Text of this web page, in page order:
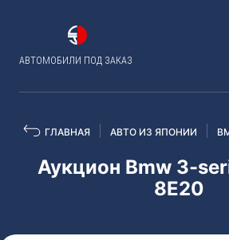
АВТОМОБИЛИ ПОД ЗАКАЗ
ГЛАВНАЯ АВТО ИЗ ЯПОНИИ
Аукцион Bmw 3-
8E20